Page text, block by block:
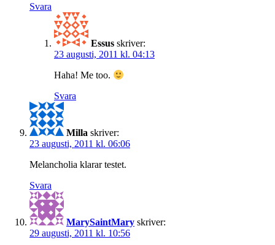
Svara
Essus skriver:
23 augusti, 2011 kl. 04:13
Haha! Me too.
Svara
Milla skriver:
23 augusti, 2011 kl. 06:06
Melancholia klarar testet.
Svara
MarySaintMary skriver:
29 augusti, 2011 kl. 10:56